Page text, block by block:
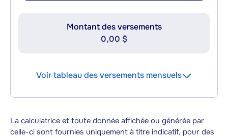
Montant des versements
0,00 $
Voir tableau des versements mensuels
La calculatrice et toute donnée affichée ou générée par
celle-ci sont fournies uniquement à titre indicatif, pour des